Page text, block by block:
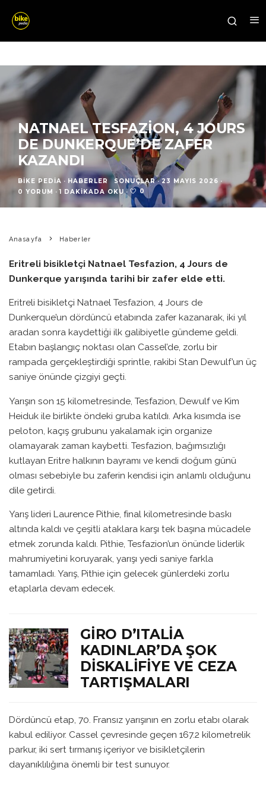
NATNAEL TESFAZION, 4 JOURS
DE DUNKERQUE’DE ZAFER
KAZANDI
BIKE PEDIA · HABERLER SONUÇLAR · 23 MAYIS 2026 ·
0 YORUM · 1 DAKIKADA OKU · 0
Anasayfa Haberler
Eritreli bisikletçi Natnael Tesfazion, 4 Jours de
Dunkerque yarışında tarihi bir zafer elde etti.
Eritreli bisikletçi Natnael Tesfazion, 4 Jours de
Dunkerque’un dördüncü etabında zafer kazanarak, iki yıl
aradan sonra kaydettiği ilk galibiyetle gündeme geldi.
Etabın başlangıç noktası olan Cassel’de, zorlu bir
rampada gerçekleştirdiği sprintle, rakibi Stan Dewulf’un üç
saniye önünde çizgiyi geçti.
Yarışın son 15 kilometresinde, Tesfazion, Dewulf ve Kim
Heiduk ile birlikte öndeki gruba katıldı. Arka kısımda ise
peloton, kaçış grubunu yakalamak için organize
olamayarak zaman kaybetti. Tesfazion, bağımsızlığı
kutlayan Eritre halkının bayramı ve kendi doğum günü
olması sebebiyle bu zaferin kendisi için anlamlı olduğunu
dile getirdi.
Yarış lideri Laurence Pithie, final kilometresinde baskı
altında kaldı ve çeşitli ataklara karşı tek başına mücadele
etmek zorunda kaldı. Pithie, Tesfazion’un önünde liderlik
mahrumiyetini koruyarak, yarışı yedi saniye farkla
tamamladı. Yarış, Pithie için gelecek günlerdeki zorlu
etaplarla devam edecek.
GIRO D’ITALIA
KADINLAR’DA ŞOK
DISKALIFIYE VE CEZA
TARTIŞMALARI
Dördüncü etap, 70. Fransız yarışının en zorlu etabı olarak
kabul ediliyor. Cassel çevresinde geçen 167.2 kilometrelik
parkur, iki sert tırmanış içeriyor ve bisikletçilerin
dayanıklılığına önemli bir test sunuyor.